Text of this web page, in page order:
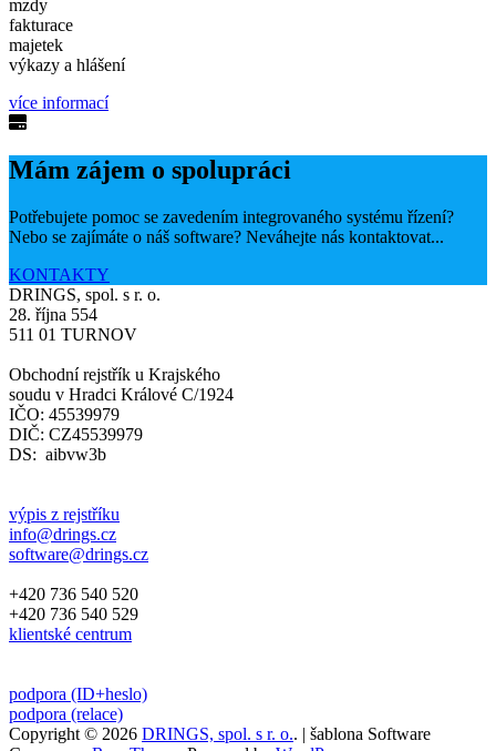
mzdy
fakturace
majetek
výkazy a hlášení
více informací
Mám zájem o spolupráci
Potřebujete pomoc se zavedením integrovaného systému řízení?
Nebo se zajímáte o náš software? Neváhejte nás kontaktovat...
KONTAKTY
DRINGS, spol. s r. o.
28. října 554
511 01 TURNOV
Obchodní rejstřík u Krajského
soudu v Hradci Králové C/1924
IČO: 45539979
DIČ: CZ45539979
DS: aibvw3b
výpis z rejstříku
info@drings.cz
software@drings.cz
+420 736 540 520
+420 736 540 529
klientské centrum
podpora (ID+heslo)
podpora (relace)
Copyright © 2026 DRINGS, spol. s r. o.. | šablona Software